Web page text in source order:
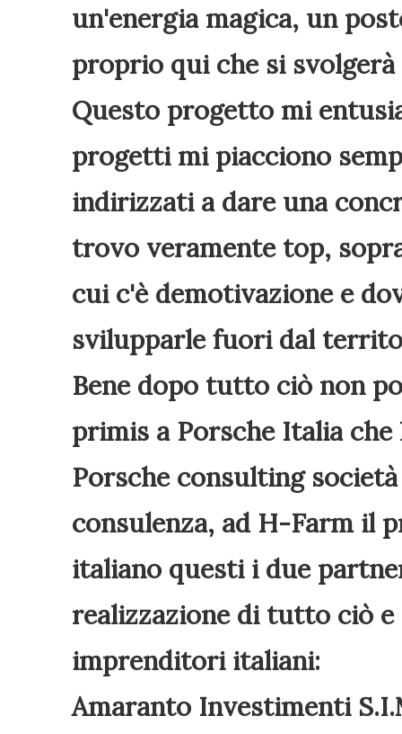
un'energia magica, un
proprio qui che si
Questo progetto mi
progetti mi piacciono
indirizzati a dare una
trovo veramente top,
cui c'è demotivazione e
svilupparle fuori dal
Bene dopo tutto ciò non
primis a Porsche Italia
Porsche consulting
consulenza, ad H-Farm il
italiano questi i due
realizzazione di tutto ciò
imprenditori italiani:
Amaranto Investimenti